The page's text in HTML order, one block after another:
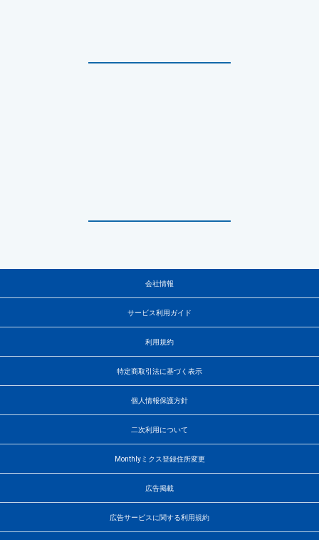
会社情報
サービス利用ガイド
利用規約
特定商取引法に基づく表示
個人情報保護方針
二次利用について
Monthlyミクス登録住所変更
広告掲載
広告サービスに関する利用規約